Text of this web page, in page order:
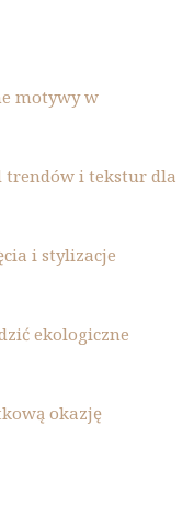
motywy w
trendów i tekstur dla
i stylizacje
ekologiczne
okazję